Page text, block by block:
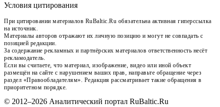
Условия цитирования
При цитировании материалов RuBaltic.Ru обязательна активная гиперссылка
на источник.
Материалы авторов отражают их личную позицию и могут не совпадать с
позицией редакции.
За содержание рекламных и партнёрских материалов ответственность несёт
рекламодатель.
Если вы считаете, что материал, изображение, видео или иной объект
размещён на сайте с нарушением ваших прав, направьте обращение через
раздел «Правообладателям». Редакция рассматривает такие обращения в
приоритетном порядке.
© 2012–2026 Аналитический портал RuBaltic.Ru